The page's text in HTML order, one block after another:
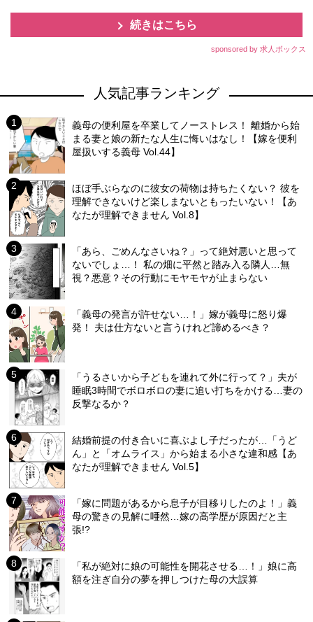
続きはこちら
sponsored by 求人ボックス
人気記事ランキング
義母の便利屋を卒業してノーストレス！ 離婚から始
まる妻と娘の新たな人生に悔いはなし！【嫁を便利
屋扱いする義母 Vol.44】
ほぼ手ぶらなのに彼女の荷物は持ちたくない？ 彼を
理解できないけど楽しまないともったいない！【あ
なたが理解できません Vol.8】
「あら、ごめんなさいね？」って絶対悪いと思って
ないでしょ…！ 私の畑に平然と踏み入る隣人…無
視？悪意？その行動にモヤモヤが止まらない
「義母の発言が許せない…！」嫁が義母に怒り爆
発！ 夫は仕方ないと言うけれど諦めるべき？
「うるさいから子どもを連れて外に行って？」夫が
睡眠3時間でボロボロの妻に追い打ちをかける…妻の
反撃なるか？
結婚前提の付き合いに喜ぶよし子だったが…「うど
ん」と「オムライス」から始まる小さな違和感【あ
なたが理解できません Vol.5】
「嫁に問題があるから息子が目移りしたのよ！」義
母の驚きの見解に唖然…嫁の高学歴が原因だと主
張!?
「私が絶対に娘の可能性を開花させる…！」娘に高
額を注ぎ自分の夢を押しつけた母の大誤算